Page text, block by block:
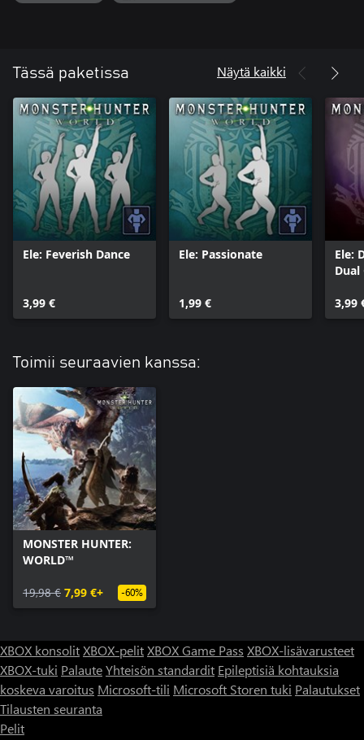
Tässä paketissa Näytä kaikki
Ele: Feverish Dance
3,99 €
Ele: Passionate
1,99 €
Ele:
Dual
3,99
Toimii seuraavien kanssa:
MONSTER HUNTER:
WORLD™
19,98 € 7,99 €+ -60%
XBOX konsolitXBOX-pelitXBOX Game Pass XBOX-lisävarusteet
XBOX-tuki PalauteYhteisön standardit Epileptisiä kohtauksia
koskeva varoitus Microsoft-tili Microsoft Storen tuki Palautukset
Tilausten seuranta
Pelit